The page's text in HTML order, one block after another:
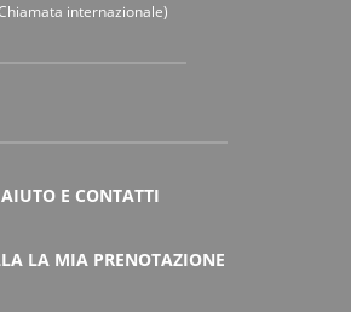
internazionale)
AIUTO E CONTATTI
LA MIA PRENOTAZIONE